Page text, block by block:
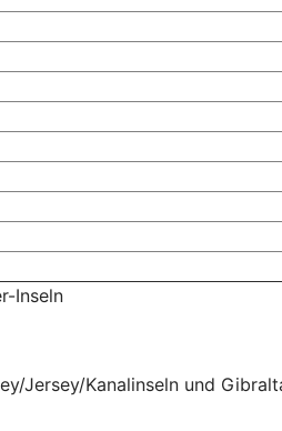
Inseln
Jersey/Kanalinseln und